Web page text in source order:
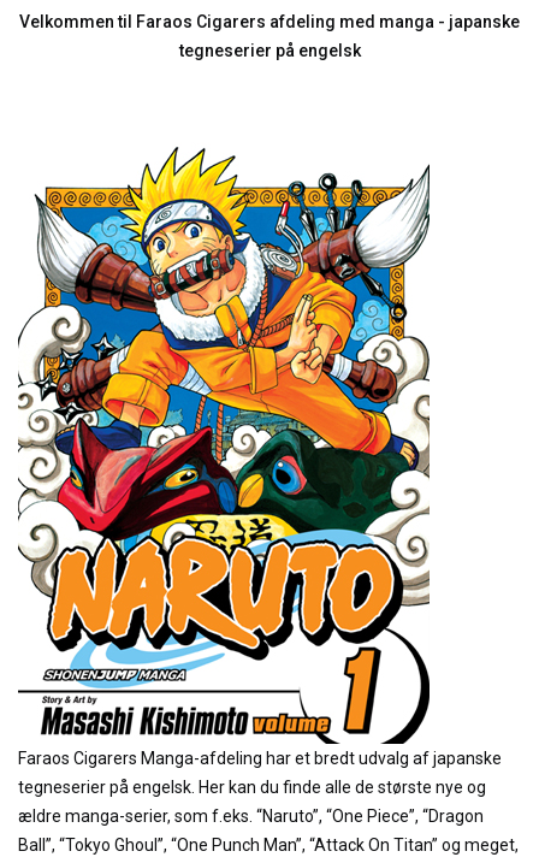
Velkommen til Faraos Cigarers afdeling med manga - japanske
tegneserier på engelsk
Faraos Cigarers Manga-afdeling har et bredt udvalg af japanske
tegneserier på engelsk. Her kan du finde alle de største nye og
ældre manga-serier, som f.eks. “Naruto”, “One Piece”, “Dragon
Ball”, “Tokyo Ghoul”, “One Punch Man”, “Attack On Titan” og meget,